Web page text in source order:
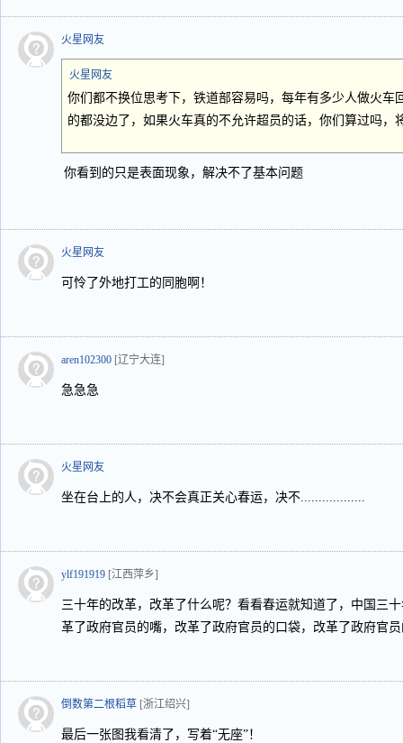
火星网友
火星网友
你们都不换位思考下，铁道部容易吗，每年有多少人做火车
的都没边了，如果火车真的不允许超员的话，你们算过吗，
你看到的只是表面现象，解决不了基本问题
火星网友
可怜了外地打工的同胞啊！
aren102300 [辽宁大连]
急急急
火星网友
坐在台上的人，决不会真正关心春运，决不..................
ylf191919 [江西萍乡]
三十年的改革，改革了什么呢？看看春运就知道了，中国三
革了政府官员的嘴，改革了政府官员的口袋，改革了政府官
倒数第二根稻草 [浙江绍兴]
最后一张图我看清了，写着“无座”！